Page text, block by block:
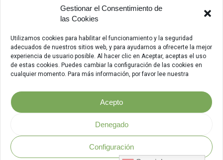
Gestionar el Consentimiento de
las Cookies
Utilizamos cookies para habilitar el funcionamiento y la seguridad
adecuados de nuestros sitios web, y para ayudarnos a ofrecerte la mejor
experiencia de usuario posible. Al hacer clic en Aceptar, aceptas el uso
de estas cookies. Puedes cambiar la configuración de las cookies en
cualquier momento. Para más información, por favor lee nuestra
Acepto
Denegado
Configuración
Política de Seguridad